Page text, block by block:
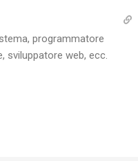
programmatore
sviluppatore web, ecc.